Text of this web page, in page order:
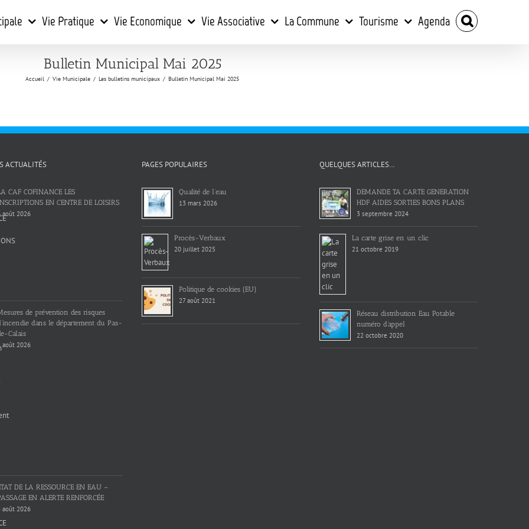
Vie Pratique Vie Economique Vie Associative La Commune Tourisme Agenda
Bulletin Municipal Mai 2025
Accueil / Vie Municipale / Les bulletins municipaux / Bulletin Municipal Mai 2025
ACTUALITÉS
CAF COFINANCE LES
EN CENTRE DE LOISIRS
août 2026
de prévention des risques
dans le département du Pas-
Calais
août 2026
DE LA RESSOURCE EN EAU –
EN ALERTE RENFORCÉE
août 2026
PAGES POPULAIRES
Qualité de l’eau
13 mars 2026
Procès-Verbaux
20 juillet 2025
Politique de cookies (EU)
27 août 2021
QUELQUES ARTICLES…
DEMANDE TA CARTE GENERATION
HDF AIDES SORTIES BONS PLANS
3 septembre 2024
La carte grise en un clic
21 octobre 2019
Réseau distribution Eau Potable
numéro d’appel
22 octobre 2020